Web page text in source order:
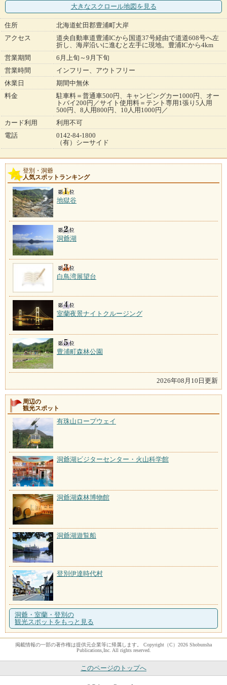
大きなスクロール地図 を見る
住所
北海道虻田郡豊浦町大岸
アクセス
道央自動車道豊浦ICから国道37号経由で道道608号へ左
折し、海岸沿いに進むと左手に現地。豊浦ICから4km
営業期間
6月上旬～9月下旬
営業時間
インフリー、アウトフリー
休業日
期間中無休
料金
駐車料＝普通車500円、キャンピングカー1000円、オー
トバイ200円／サイト使用料＝テント専用1張り5人用
500円、8人用800円、10人用1000円／
カード利用
利用不可
電話
0142-84-1800
（有）シーサイド
登別・洞爺
人気スポットランキング
地獄谷
洞爺湖
白鳥湾展望台
室蘭夜景ナイトクルージング
豊浦町森林公園
2026年08月10日更新
周辺の
観光スポット
有珠山ロープウェイ
洞爺湖ビジターセンター・火山科学館
洞爺湖森林博物館
洞爺湖遊覧船
登別伊達時代村
洞爺・室蘭・登別の
観光スポットをもっと見る
掲載情報の一部の著作権は提供元企業等に帰属します。 Copyright（C）2026 Shobunsha
Publications,Inc. All rights reserved.
このページのトップへ